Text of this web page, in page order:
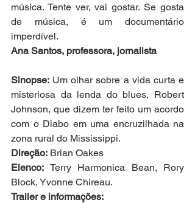
música. Tente ver, vai gostar. Se gosta
de música, é um documentário
imperdível.
Ana Santos, professora, jornalista
Sinopse: Um olhar sobre a vida curta e
misteriosa da lenda do blues, Robert
Johnson, que dizem ter feito um acordo
com o Diabo em uma encruzilhada na
zona rural do Mississippi.
Direção: Brian Oakes
Elenco: Terry Harmonica Bean, Rory
Block, Yvonne Chireau.
Trailer e informações: